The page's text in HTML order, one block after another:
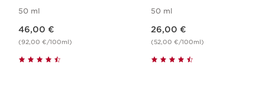
50 ml
46,00 €
(92,00 €/100ml)
50 ml
26,00 €
(52,00 €/100ml)